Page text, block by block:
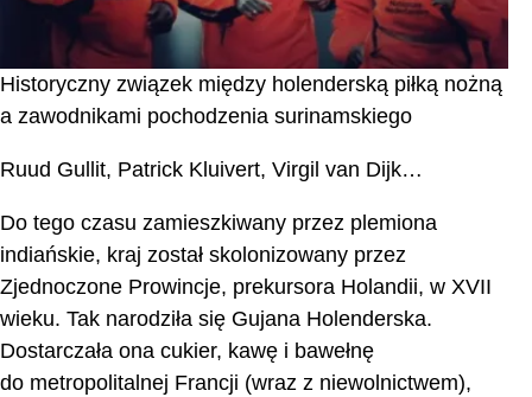
Historyczny związek między holenderską piłką nożną
a zawodnikami pochodzenia surinamskiego
Ruud Gullit, Patrick Kluivert, Virgil van Dijk…
Do tego czasu zamieszkiwany przez plemiona
indiańskie, kraj został skolonizowany przez
Zjednoczone Prowincje, prekursora Holandii, w XVII
wieku. Tak narodziła się Gujana Holenderska.
Dostarczała ona cukier, kawę i bawełnę
do metropolitalnej Francji (wraz z niewolnictwem),